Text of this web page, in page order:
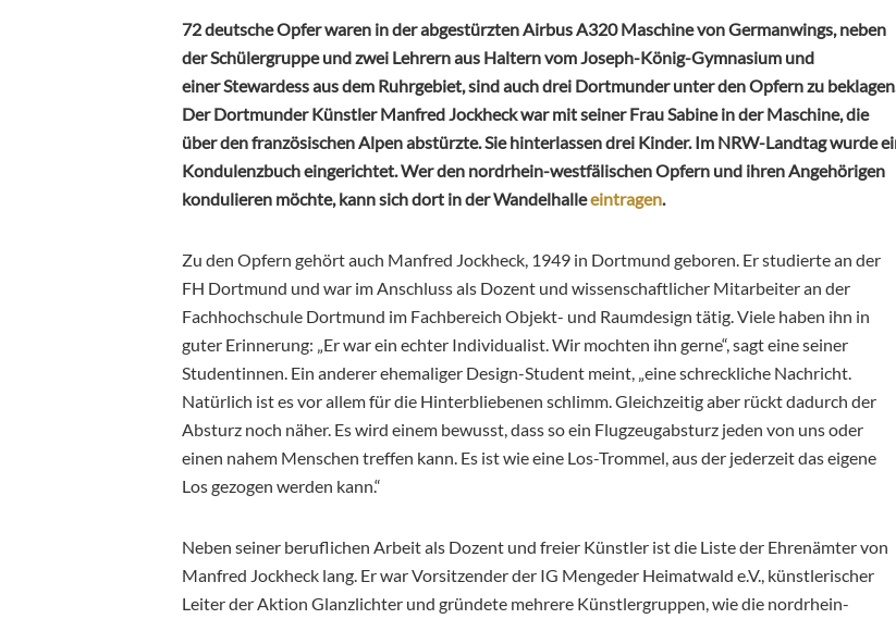
72 deutsche Opfer waren in der abgestürzten Airbus A320 Maschine von Germanwings, neben
der Schülergruppe und zwei Lehrern aus Haltern vom Joseph-König-Gymnasium und
einer Stewardess aus dem Ruhrgebiet, sind auch drei Dortmunder unter den Opfern zu
Der Dortmunder Künstler Manfred Jockheck war mit seiner Frau Sabine in der Maschine, die
über den französischen Alpen abstürzte. Sie hinterlassen drei Kinder. Im NRW-Landtag wurde
Kondulenzbuch eingerichtet. Wer den nordrhein-westfälischen Opfern und ihren Angehörigen
kondulieren möchte, kann sich dort in der Wandelhalleeintragen.
Zu den Opfern gehört auch Manfred Jockheck, 1949 in Dortmund geboren. Er studierte an der
FH Dortmund und war im Anschluss als Dozent und wissenschaftlicher Mitarbeiter an der
Fachhochschule Dortmund im Fachbereich Objekt- und Raumdesign tätig. Viele haben ihn in
guter Erinnerung: „Er war ein echter Individualist. Wir mochten ihn gerne“, sagt eine seiner
Studentinnen. Ein anderer ehemaliger Design-Student meint, „eine schreckliche Nachricht.
Natürlich ist es vor allem für die Hinterbliebenen schlimm. Gleichzeitig aber rückt dadurch der
Absturz noch näher. Es wird einem bewusst, dass so ein Flugzeugabsturz jeden von uns oder
einen nahem Menschen treffen kann. Es ist wie eine Los-Trommel, aus der jederzeit das eigene
Los gezogen werden kann.“
Neben seiner beruflichen Arbeit als Dozent und freier Künstler ist die Liste der Ehrenämter von
Manfred Jockheck lang. Er war Vorsitzender der IG Mengeder Heimatwald e.V., künstlerischer
Leiter der Aktion Glanzlichter und gründete mehrere Künstlergruppen, wie die nordrhein-